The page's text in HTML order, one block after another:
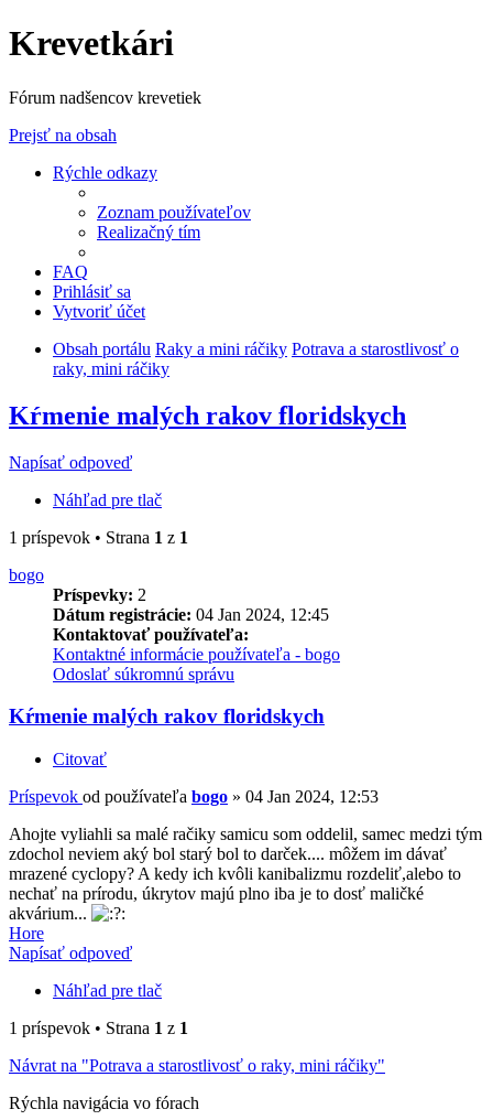
Krevetkári
Fórum nadšencov krevetiek
Prejsť na obsah
Rýchle odkazy
Zoznam používateľov
Realizačný tím
FAQ
Prihlásiť sa
Vytvoriť účet
Obsah portálu Raky a mini ráčiky Potrava a starostlivosť o
raky, mini ráčiky
Kŕmenie malých rakov floridskych
Napísať odpoveď
Náhľad pre tlač
1 príspevok • Strana 1 z 1
bogo
Príspevky: 2
Dátum registrácie: 04 Jan 2024, 12:45
Kontaktovať používateľa:
Kontaktné informácie používateľa - bogo
Odoslať súkromnú správu
Kŕmenie malých rakov floridskych
Citovať
Príspevok od používateľa bogo » 04 Jan 2024, 12:53
Ahojte vyliahli sa malé račiky samicu som oddelil, samec medzi tým
zdochol neviem aký bol starý bol to darček.... môžem im dávať
mrazené cyclopy? A kedy ich kvôli kanibalizmu rozdeliť,alebo to
nechať na prírodu, úkrytov majú plno iba je to dosť maličké
akvárium...
Hore
Napísať odpoveď
Náhľad pre tlač
1 príspevok • Strana 1 z 1
Návrat na "Potrava a starostlivosť o raky, mini ráčiky"
Rýchla navigácia vo fórach